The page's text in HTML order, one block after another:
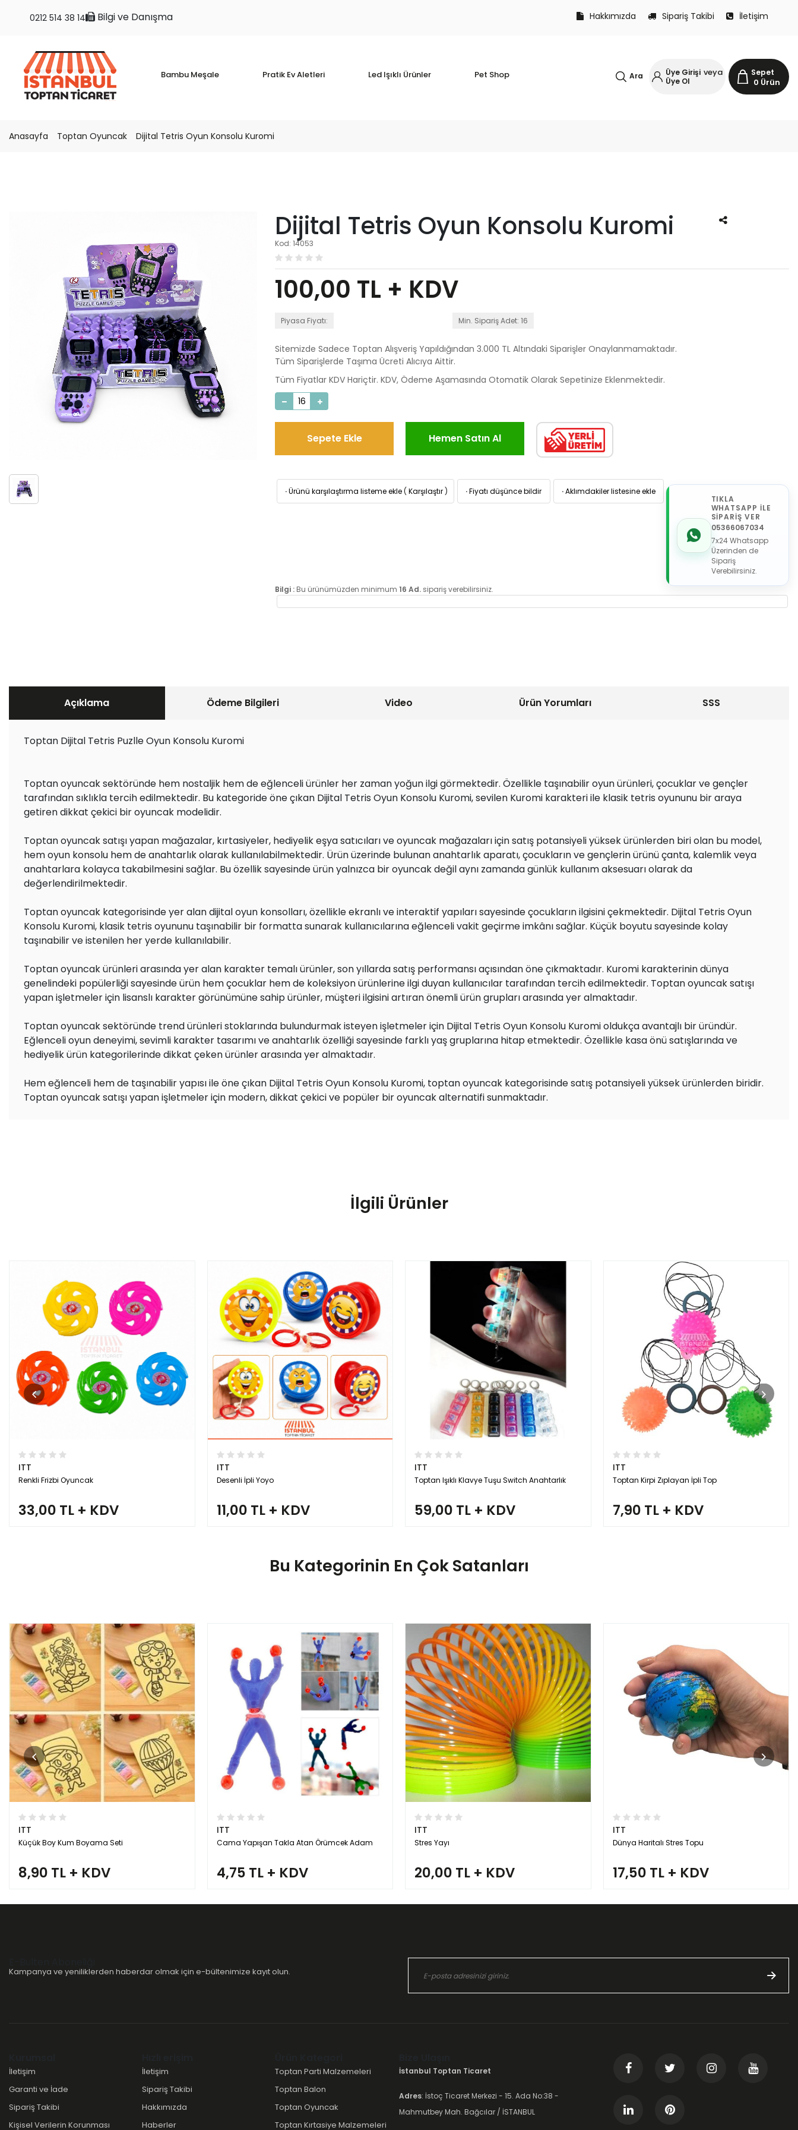
Bilgi ve Danışma
0212 514 38 14 Hakkımızda Sipariş Takibi İletişim
Bambu Meşale Pratik Ev Aletleri Led Işıklı Ürünler Pet Shop Sepet
0 Ürün
Üye Girişi veya
Üye Ol
Ara
Anasayfa Toptan Oyuncak Dijital Tetris Oyun Konsolu Kuromi
Dijital Tetris Oyun Konsolu Kuromi
Kod: 14053
100,00 TL + KDV
Piyasa Fiyatı: Min. Sipariş Adet: 16
Sitemizde Sadece Toptan Alışveriş Yapıldığından 3.000 TL Altındaki Siparişler Onaylanmamaktadır.
Tüm Siparişlerde Taşıma Ücreti Alıcıya Aittir.
Tüm Fiyatlar KDV Hariçtir. KDV, Ödeme Aşamasında Otomatik Olarak Sepetinize Eklenmektedir.
Sepete Ekle Hemen Satın Al
·Ürünü karşılaştırma listeme ekle ( Karşılaştır ) ·Fiyatı düşünce bildir ·Aklımdakiler listesine ekle
TIKLA
WHATSAPP İLE
SİPARİŞ VER
05366067034
7x24 Whatsapp
Üzerinden de
Sipariş
Verebilirsiniz.
Bilgi : Bu ürünümüzden minimum 16 Ad. sipariş verebilirsiniz.
Açıklama Ödeme Bilgileri Video Ürün Yorumları SSS
Toptan Dijital Tetris Puzlle Oyun Konsolu Kuromi
Toptan oyuncak sektöründe hem nostaljik hem de eğlenceli ürünler her zaman yoğun ilgi görmektedir. Özellikle taşınabilir oyun ürünleri, çocuklar ve gençler
tarafından sıklıkla tercih edilmektedir. Bu kategoride öne çıkan Dijital Tetris Oyun Konsolu Kuromi, sevilen Kuromi karakteri ile klasik tetris oyununu bir araya
getiren dikkat çekici bir oyuncak modelidir.
Toptan oyuncak satışı yapan mağazalar, kırtasiyeler, hediyelik eşya satıcıları ve oyuncak mağazaları için satış potansiyeli yüksek ürünlerden biri olan bu model,
hem oyun konsolu hem de anahtarlık olarak kullanılabilmektedir. Ürün üzerinde bulunan anahtarlık aparatı, çocukların ve gençlerin ürünü çanta, kalemlik veya
anahtarlara kolayca takabilmesini sağlar. Bu özellik sayesinde ürün yalnızca bir oyuncak değil aynı zamanda günlük kullanım aksesuarı olarak da
değerlendirilmektedir.
Toptan oyuncak kategorisinde yer alan dijital oyun konsolları, özellikle ekranlı ve interaktif yapıları sayesinde çocukların ilgisini çekmektedir. Dijital Tetris Oyun
Konsolu Kuromi, klasik tetris oyununu taşınabilir bir formatta sunarak kullanıcılarına eğlenceli vakit geçirme imkânı sağlar. Küçük boyutu sayesinde kolay
taşınabilir ve istenilen her yerde kullanılabilir.
Toptan oyuncak ürünleri arasında yer alan karakter temalı ürünler, son yıllarda satış performansı açısından öne çıkmaktadır. Kuromi karakterinin dünya
genelindeki popülerliği sayesinde ürün hem çocuklar hem de koleksiyon ürünlerine ilgi duyan kullanıcılar tarafından tercih edilmektedir. Toptan oyuncak satışı
yapan işletmeler için lisanslı karakter görünümüne sahip ürünler, müşteri ilgisini artıran önemli ürün grupları arasında yer almaktadır.
Toptan oyuncak sektöründe trend ürünleri stoklarında bulundurmak isteyen işletmeler için Dijital Tetris Oyun Konsolu Kuromi oldukça avantajlı bir üründür.
Eğlenceli oyun deneyimi, sevimli karakter tasarımı ve anahtarlık özelliği sayesinde farklı yaş gruplarına hitap etmektedir. Özellikle kasa önü satışlarında ve
hediyelik ürün kategorilerinde dikkat çeken ürünler arasında yer almaktadır.
Hem eğlenceli hem de taşınabilir yapısı ile öne çıkan Dijital Tetris Oyun Konsolu Kuromi, toptan oyuncak kategorisinde satış potansiyeli yüksek ürünlerden biridir.
Toptan oyuncak satışı yapan işletmeler için modern, dikkat çekici ve popüler bir oyuncak alternatifi sunmaktadır.
İlgili Ürünler
ITT
Renkli Frizbi Oyuncak
33,00 TL + KDV
ITT
Desenli İpli Yoyo
11,00 TL + KDV
ITT
Toptan Işıklı Klavye Tuşu Switch Anahtarlık
59,00 TL + KDV
ITT
Toptan Kirpi Zıplayan İpli Top
7,90 TL + KDV
Bu Kategorinin En Çok Satanları
ITT
Küçük Boy Kum Boyama Seti
8,90 TL + KDV
ITT
Cama Yapışan Takla Atan Örümcek Adam
4,75 TL + KDV
ITT
Stres Yayı
20,00 TL + KDV
ITT
Dünya Haritalı Stres Topu
17,50 TL + KDV
Kampanya ve yeniliklerden haberdar olmak için e-bültenimize kayıt olun.
İletişim
Garanti ve İade
Sipariş Takibi
Kişisel Verilerin Korunması
İletişim
Sipariş Takibi
Hakkımızda
Haberler
Toptan Parti Malzemeleri
Toptan Balon
Toptan Oyuncak
Toptan Kırtasiye Malzemeleri
İstanbul Toptan Ticaret
Adres: İstoç Ticaret Merkezi - 15. Ada No:38 -
Mahmutbey Mah. Bağcılar / İSTANBUL